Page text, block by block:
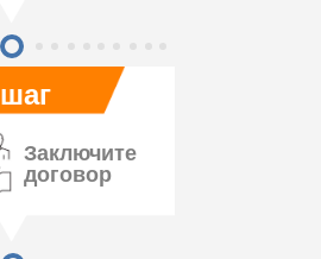
шаг
Заключите
договор